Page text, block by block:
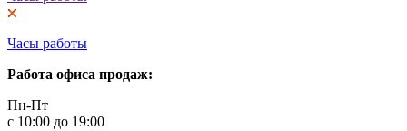
Часы работы
Работа офиса продаж:
Пн-Пт
с 10:00 до 19:00